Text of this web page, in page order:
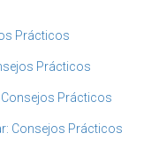
Prácticos
Prácticos
Prácticos
Consejos Prácticos